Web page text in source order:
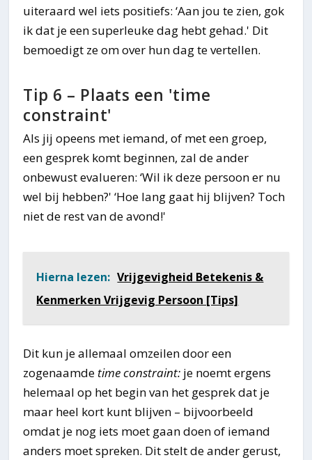
uiteraard wel iets positiefs: ‘Aan jou te zien, gok
ik dat je een superleuke dag hebt gehad.' Dit
bemoedigt ze om over hun dag te vertellen.
Tip 6 – Plaats een 'time
constraint'
Als jij opeens met iemand, of met een groep,
een gesprek komt beginnen, zal de ander
onbewust evalueren: ‘Wil ik deze persoon er nu
wel bij hebben?' ‘Hoe lang gaat hij blijven? Toch
niet de rest van de avond!'
Hierna lezen: Vrijgevigheid Betekenis &
Kenmerken Vrijgevig Persoon [Tips]
Dit kun je allemaal omzeilen door een
zogenaamde time constraint: je noemt ergens
helemaal op het begin van het gesprek dat je
maar heel kort kunt blijven – bijvoorbeeld
omdat je nog iets moet gaan doen of iemand
anders moet spreken. Dit stelt de ander gerust,